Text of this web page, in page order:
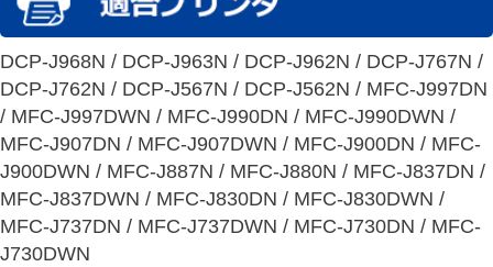
DCP-J968N / DCP-J963N / DCP-J962N / DCP-J767N /
DCP-J762N / DCP-J567N / DCP-J562N / MFC-J997DN
/ MFC-J997DWN / MFC-J990DN / MFC-J990DWN /
MFC-J907DN / MFC-J907DWN / MFC-J900DN / MFC-
J900DWN / MFC-J887N / MFC-J880N / MFC-J837DN /
MFC-J837DWN / MFC-J830DN / MFC-J830DWN /
MFC-J737DN / MFC-J737DWN / MFC-J730DN / MFC-
J730DWN